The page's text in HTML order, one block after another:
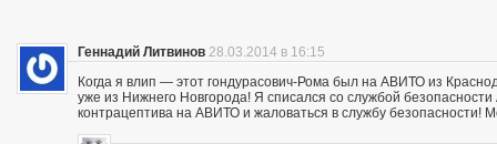
Геннадий Литвинов 28.03.2014 в 16:15
Когда я влип — этот гондурасович-Рома был на АВИТО из
уже из Нижнего Новгорода! Я списался со службой
контрацептива на АВИТО и жаловаться в службу безопасности!